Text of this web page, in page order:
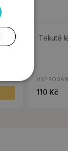
Tekuté
110 Kč